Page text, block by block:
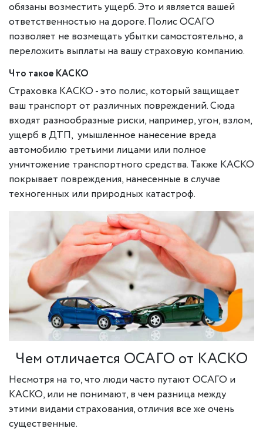
обязаны возместить ущерб. Это и является вашей
ответственностью на дороге. Полис ОСАГО
позволяет не возмещать убытки самостоятельно, а
переложить выплаты на вашу страховую компанию.
Что такое КАСКО
Страховка КАСКО - это полис, который защищает
ваш транспорт от различных повреждений. Сюда
входят разнообразные риски, например, угон, взлом,
ущерб в ДТП, умышленное нанесение вреда
автомобилю третьими лицами или полное
уничтожение транспортного средства. Также КАСКО
покрывает повреждения, нанесенные в случае
техногенных или природных катастроф.
Чем отличается ОСАГО от КАСКО
Несмотря на то, что люди часто путают ОСАГО и
КАСКО, или не понимают, в чем разница между
этими видами страхования, отличия все же очень
существенные.